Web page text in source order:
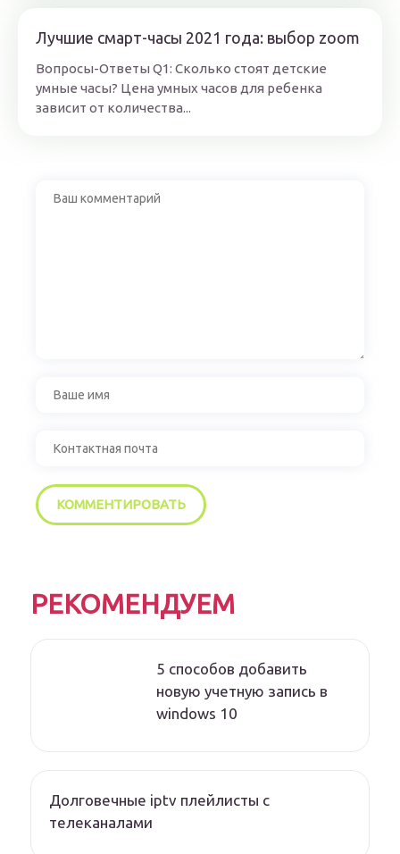
Лучшие смарт-часы 2021 года: выбор zoom
Вопросы-Ответы Q1: Сколько стоят детские
умные часы? Цена умных часов для ребенка
зависит от количества...
РЕКОМЕНДУЕМ
5 способов добавить
новую учетную запись в
windows 10
Долговечные iptv плейлисты с
телеканалами